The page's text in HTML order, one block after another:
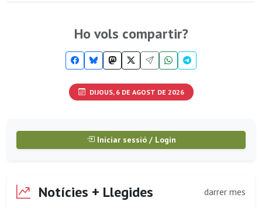
Ho vols compartir?
DIJOUS, 6 DE AGOST DE 2026
Iniciar sessió / Login
Notícies + Llegides darrer mes